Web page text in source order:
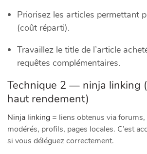
Priorisez les articles permettant
(coût réparti).
Travaillez le title de l’article
requêtes complémentaires.
Technique 2 — ninja linking
haut rendement)
Ninja linking = liens obtenus via
modérés, profils, pages locales. C’est
si vous déléguez correctement.